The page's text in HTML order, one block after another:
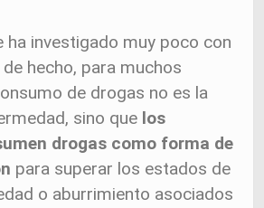
ha investigado muy poco con
hecho, para muchos
de drogas no es la
sino que los
drogas como forma de
para superar los estados de
o aburrimiento asociados